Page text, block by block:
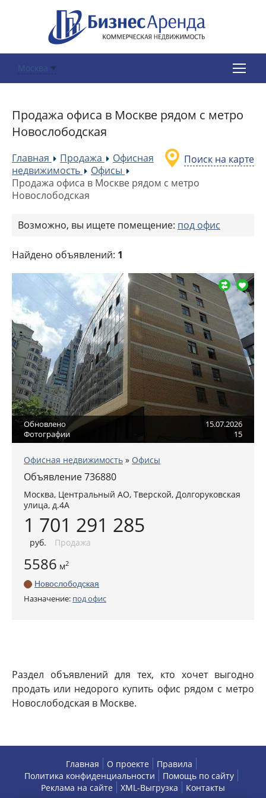
Москва
Продажа офиса в Москве рядом с метро
Новослободская
Поиск на карте
Главная »Продажа »Офисная
недвижимость
»Офисы
Продажа офиса в Москве рядом с метро
Новослободская
Возможно, вы ищете помещение: под офис
Найдено объявлений: 1
Обновлено
15.07.2026
Фотографии
15
Офисная недвижимость » Офисы
Объявление 736880
Москва, Центральный АО, Тверской, Долгоруковская
улица, д.4А
1 701 291 285
руб. Продажа
5586 м2
Новослободская
Назначение: под офис
Раздел объявлений для тех, кто хочет выгодно
продать или недорого купить офис рядом с метро
Новослободская в Москве.
Главная О проекте
Правила
Политика конфиденциальности
Помощь по сайту
Реклама на сайте
XML-Выгрузка Контакты